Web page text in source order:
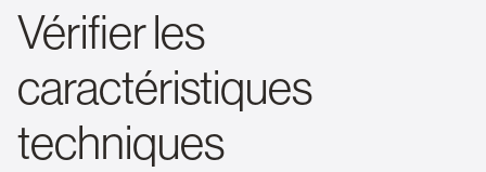
Vérifier les
caractéristiques
techniques